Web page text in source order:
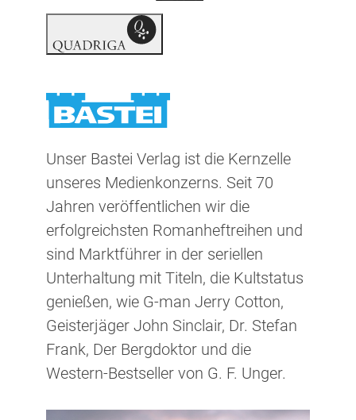
Unser Bastei Verlag ist die Kernzelle
unseres Medienkonzerns. Seit 70
Jahren veröffentlichen wir die
erfolgreichsten Romanheftreihen und
sind Marktführer in der seriellen
Unterhaltung mit Titeln, die Kultstatus
genießen, wie G-man Jerry Cotton,
Geisterjäger John Sinclair, Dr. Stefan
Frank, Der Bergdoktor und die
Western-Bestseller von G. F. Unger.